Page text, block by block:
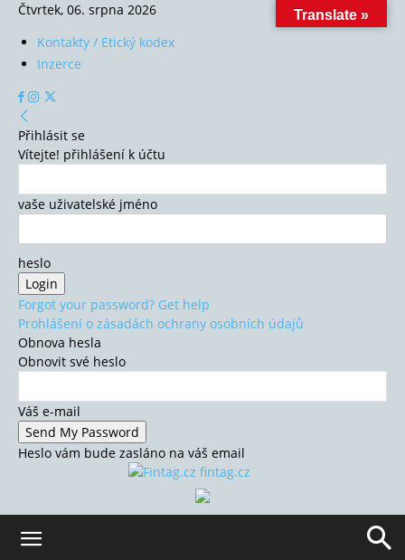
Čtvrtek, 06. srpna 2026
Kontakty / Etický kodex
Inzerce
Přihlásit se
Vítejte! přihlášení k účtu
vaše uživatelské jméno
heslo
Forgot your password? Get help
Prohlášení o zásadách ochrany osobních údajů
Obnova hesla
Obnovit své heslo
Váš e-mail
Heslo vám bude zasláno na váš email
fintag.cz
Translate »